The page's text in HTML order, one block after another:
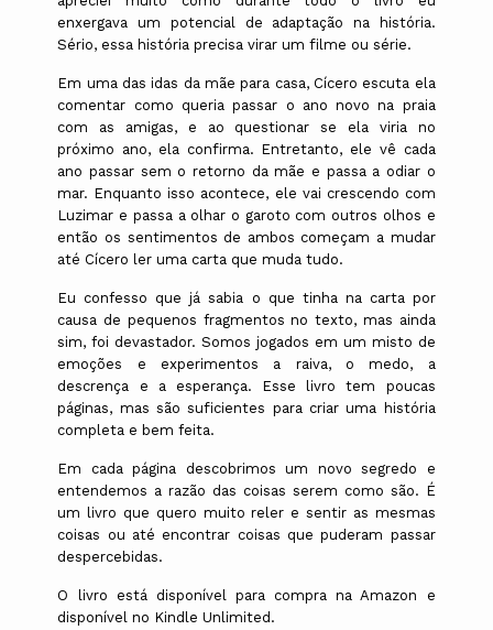
enxergava um potencial de adaptação na história.
Sério, essa história precisa virar um filme ou série.
Em uma das idas da mãe para casa, Cícero escuta ela
comentar como queria passar o ano novo na praia
com as amigas, e ao questionar se ela viria no
próximo ano, ela confirma. Entretanto, ele vê cada
ano passar sem o retorno da mãe e passa a odiar o
mar. Enquanto isso acontece, ele vai crescendo com
Luzimar e passa a olhar o garoto com outros olhos e
então os sentimentos de ambos começam a mudar
até Cícero ler uma carta que muda tudo.
Eu confesso que já sabia o que tinha na carta por
causa de pequenos fragmentos no texto, mas ainda
sim, foi devastador. Somos jogados em um misto de
emoções e experimentos a raiva, o medo, a
descrença e a esperança. Esse livro tem poucas
páginas, mas são suficientes para criar uma história
completa e bem feita.
Em cada página descobrimos um novo segredo e
entendemos a razão das coisas serem como são. É
um livro que quero muito reler e sentir as mesmas
coisas ou até encontrar coisas que puderam passar
despercebidas.
O livro está disponível para compra na Amazon e
disponível no Kindle Unlimited.